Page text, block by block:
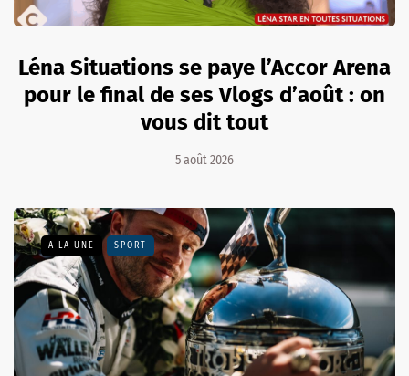
Léna Situations se paye l’Accor Arena
pour le final de ses Vlogs d’août : on
vous dit tout
5 août 2026
A LA UNE SPORT